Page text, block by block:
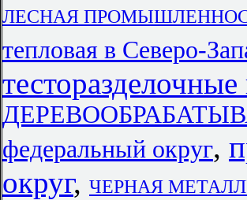
ЛЕСНАЯ ПРОМЫШЛЕННОСТЬ
тепловая в Северо-
федеральный округ,
округ, ЧЕРНАЯ